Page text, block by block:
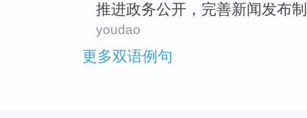
推进政务公开 ， 完善新闻发布
youdao
更多双语例句